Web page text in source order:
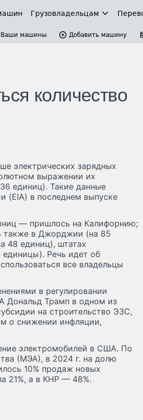
Грузовладельцам
Ваши машины Добавить машину
количество
электрических зарядных
выражении их
единиц). Такие данные
(EIA) в последнем выпуске
— пришлось на Калифорнию;
также в Джорджии (на 85
48 единиц), штатах
Речь идет об
все владельцы
в регулировании
Дональд Трамп в одном из
на строительство ЭЗС,
о снижении инфляции,
электромобилей в США. По
(МЭА), в 2024 г. на долю
10% продаж новых
21%, а в КНР — 48%.